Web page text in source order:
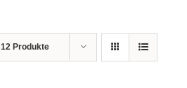
12 Produkte